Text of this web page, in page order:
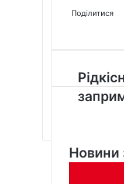
via
Поділитися
Email
Рідкісного
єнота-
альбіноса
Новини